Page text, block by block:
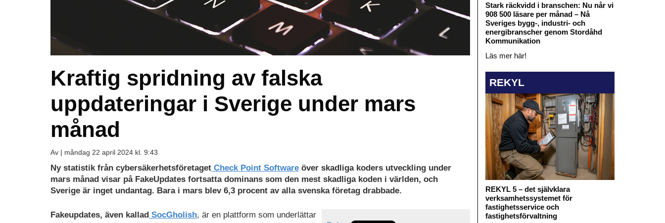
Kraftig spridning av falska
uppdateringar i Sverige under mars
månad
Av | måndag 22 april 2024 kl. 9:43
Ny statistik från cybersäkerhetsföretaget Check Point Software över skadliga koders utveckling under
mars månad visar på FakeUpdates fortsatta dominans som den mest skadliga koden i världen, och
Sverige är inget undantag. Bara i mars blev 6,3 procent av alla svenska företag drabbade.
Fakeupdates, även kallad SocGholish, är en plattform som underlättar
Stark räckvidd i branschen: Nu når vi
908 500 läsare per månad – Nå
Sveriges bygg-, industri- och
energibranscher genom Stordåhd
Kommunikation
Läs mer här!
REKYL
REKYL 5 – det självklara
verksamhetssystemet för
fastighetsservice och
fastighetsförvaltning